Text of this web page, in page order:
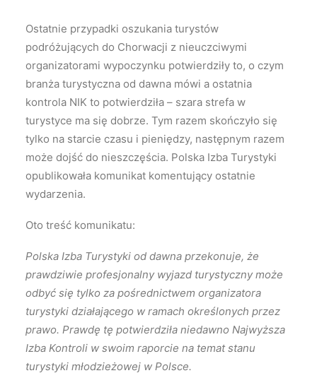
Wyszukiwanie
Ostatnie przypadki oszukania turystów
podróżujących do Chorwacji z nieuczciwymi
organizatorami wypoczynku potwierdziły to, o czym
branża turystyczna od dawna mówi a ostatnia
kontrola NIK to potwierdziła – szara strefa w
turystyce ma się dobrze. Tym razem skończyło się
tylko na starcie czasu i pieniędzy, następnym razem
może dojść do nieszczęścia. Polska Izba Turystyki
opublikowała komunikat komentujący ostatnie
wydarzenia.
Oto treść komunikatu:
Polska Izba Turystyki od dawna przekonuje, że
prawdziwie profesjonalny wyjazd turystyczny może
odbyć się tylko za pośrednictwem organizatora
turystyki działającego w ramach określonych przez
prawo. Prawdę tę potwierdziła niedawno Najwyższa
Izba Kontroli w swoim raporcie na temat stanu
turystyki młodzieżowej w Polsce.